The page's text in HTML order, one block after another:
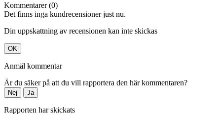
Kommentarer (0)
Det finns inga kundrecensioner just nu.
Din uppskattning av recensionen kan inte skickas
OK
Anmäl kommentar
Är du säker på att du vill rapportera den här kommentaren?
Nej Ja
Rapporten har skickats